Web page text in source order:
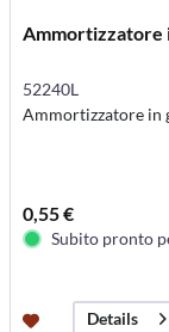
Ammortizzatore
52240L
Ammortizzatore in
0,55 €
Subito pronto
Details